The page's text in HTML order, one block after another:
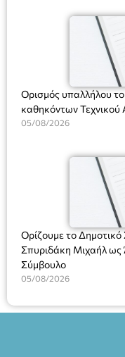
(Ν. 5314/2026).»
Ορισμός υπαλλήλου
καθηκόντων Τεχνικού
05/08/2026
Ορίζουμε το
Σπυριδάκη Μιχαήλ ως
Σύμβουλο
05/08/2026